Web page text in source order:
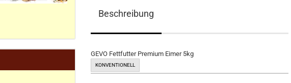
Beschreibung
GEVO Fettfutter Premium Eimer 5kg
KONVENTIONELL